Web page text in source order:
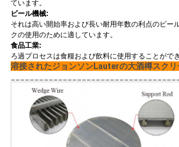
ています。
ビール機械:
それは高い開始率および長い耐用年数の利点のビー
クの使用のために適しています。
食品工業:
ろ過プロセスは食糧および飲料に使用することができ
溶接されたジョンソンLauterの大酒樽スク